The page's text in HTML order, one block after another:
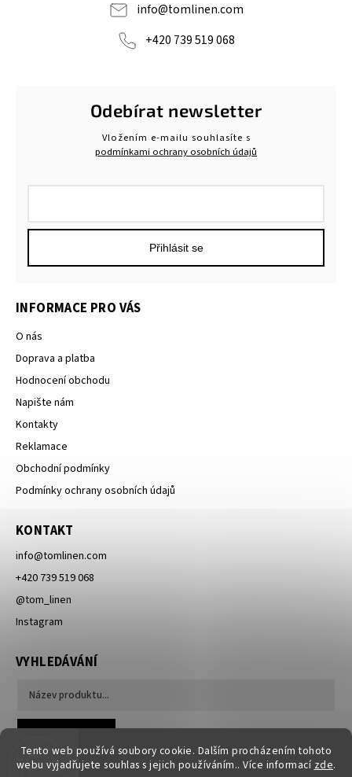
Tento web používá soubory cookie. Dalším procházením tohoto
webu vyjadřujete souhlas s jejich používáním.. Více informací zde.
info@tomlinen.com
+420 739 519 068
INFORMACE PRO VÁS
O nás
Doprava a platba
Hodnocení obchodu
Napište nám
Kontakty
Reklamace
Obchodní podmínky
Podmínky ochrany osobních údajů
Odebírat newsletter
Vložením e-mailu souhlasíte s
podmínkami ochrany osobních údajů
Přihlásit se
KONTAKT
info@tomlinen.com
+420 739 519 068
@tom_linen
Instagram
VYHLEDÁVÁNÍ